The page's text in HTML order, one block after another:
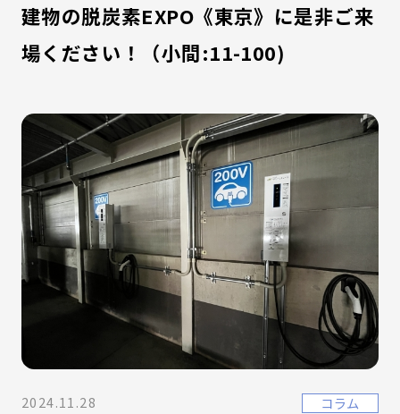
建物の脱炭素EXPO《東京》に是非ご来
場ください！（小間:11-100)
2024.11.28 コラム